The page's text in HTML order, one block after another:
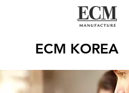
ECM KOREA